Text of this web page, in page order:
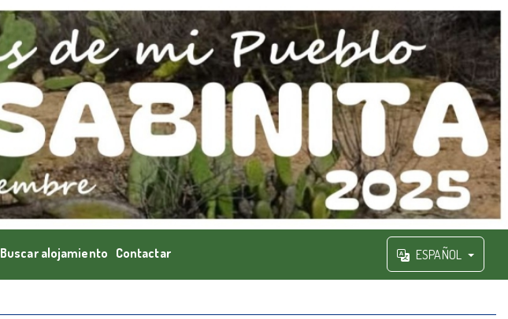
Buscar alojamiento Contactar ESPAÑOL